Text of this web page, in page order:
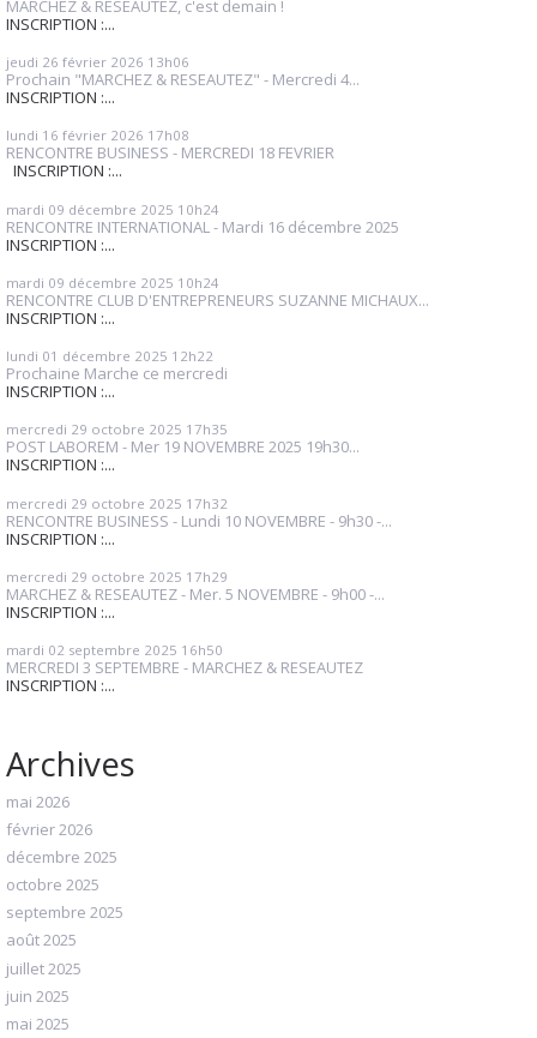
MARCHEZ & RESEAUTEZ, c'est demain !
INSCRIPTION :...
jeudi 26 février 2026 13h06
Prochain "MARCHEZ & RESEAUTEZ" - Mercredi 4...
INSCRIPTION :...
lundi 16 février 2026 17h08
RENCONTRE BUSINESS - MERCREDI 18 FEVRIER
INSCRIPTION :...
mardi 09 décembre 2025 10h24
RENCONTRE INTERNATIONAL - Mardi 16 décembre 2025
INSCRIPTION :...
mardi 09 décembre 2025 10h24
RENCONTRE CLUB D'ENTREPRENEURS SUZANNE MICHAUX...
INSCRIPTION :...
lundi 01 décembre 2025 12h22
Prochaine Marche ce mercredi
INSCRIPTION :...
mercredi 29 octobre 2025 17h35
POST LABOREM - Mer 19 NOVEMBRE 2025 19h30...
INSCRIPTION :...
mercredi 29 octobre 2025 17h32
RENCONTRE BUSINESS - Lundi 10 NOVEMBRE - 9h30 -...
INSCRIPTION :...
mercredi 29 octobre 2025 17h29
MARCHEZ & RESEAUTEZ - Mer. 5 NOVEMBRE - 9h00 -...
INSCRIPTION :...
mardi 02 septembre 2025 16h50
MERCREDI 3 SEPTEMBRE - MARCHEZ & RESEAUTEZ
INSCRIPTION :...
Archives
mai 2026
février 2026
décembre 2025
octobre 2025
septembre 2025
août 2025
juillet 2025
juin 2025
mai 2025